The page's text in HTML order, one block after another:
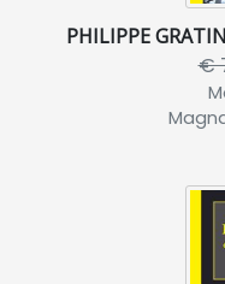
PHILIPPE
€